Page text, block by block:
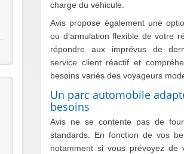
charge du véhicule.
Avis propose également une
ou d’annulation flexible de votre
répondre aux imprévus de
service client réactif et
besoins variés des voyageurs
Un parc automobile
besoins
Avis ne se contente pas de
standards. En fonction de vos
notamment si vous prévoyez de